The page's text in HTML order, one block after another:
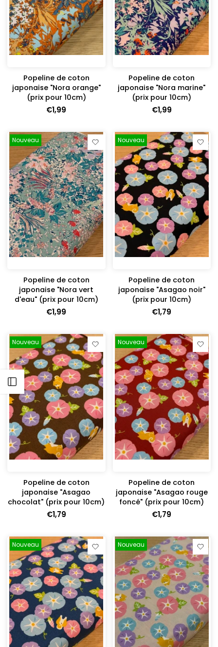
Ouvrir barre latérale
Popeline de coton
japonaise "Nora orange"
(prix pour 10cm)
€1,99
Popeline de coton
japonaise "Nora marine"
(prix pour 10cm)
€1,99
Nouveau
Popeline de coton
japonaise "Nora vert
d'eau" (prix pour 10cm)
€1,99
Nouveau
Popeline de coton
japonaise "Asagao noir"
(prix pour 10cm)
€1,79
Nouveau
Popeline de coton
japonaise "Asagao
chocolat" (prix pour 10cm)
€1,79
Nouveau
Popeline de coton
japonaise "Asagao rouge
foncé" (prix pour 10cm)
€1,79
Nouveau Nouveau